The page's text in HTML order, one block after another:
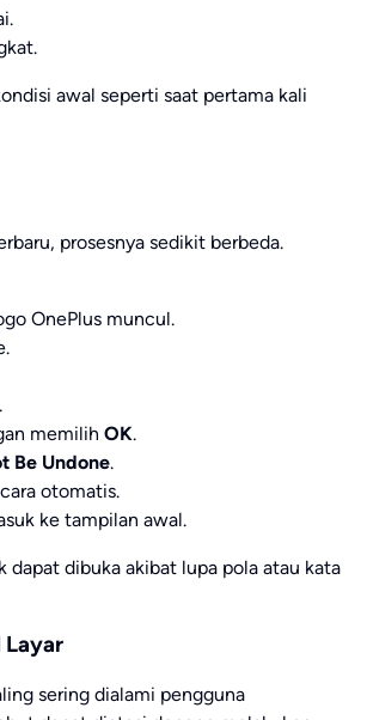
awal seperti saat pertama kali
prosesnya sedikit berbeda.
OnePlus muncul.
.
memilih OK.
Be Undone.
otomatis.
ke tampilan awal.
dibuka akibat lupa pola atau kata
Layar
sering dialami pengguna